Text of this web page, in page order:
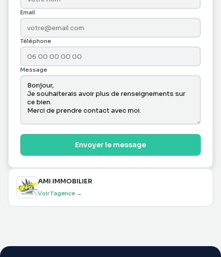
Email
Téléphone
Message
Envoyer le message
AMI IMMOBILIER
Voir l'agence →